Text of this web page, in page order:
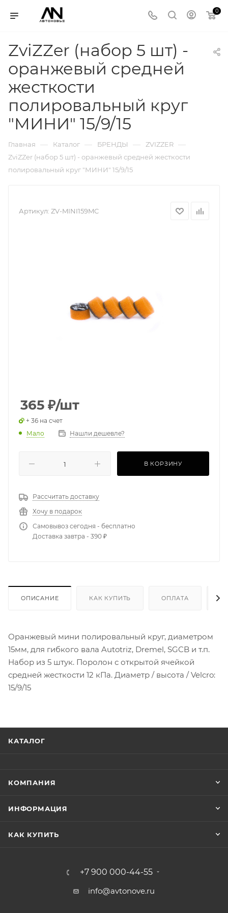
0
ZviZZer (набор 5 шт) -
оранжевый средней
жесткости
полировальный круг
"МИНИ" 15/9/15
Главная — Каталог — БРЕНДЫ — ZVIZZER —
ZviZZer (набор 5 шт) - оранжевый средней жесткости
полировальный круг "МИНИ" 15/9/15
Артикул: ZV-MINI159MC
365 ₽/шт
+ 36 на счет
Мало
Нашли дешевле?
В КОРЗИНУ
Рассчитать доставку
Хочу в подарок
Самовывоз сегодня - бесплатно
Доставка завтра - 390 ₽
ОПИСАНИЕ КАК КУПИТЬ ОПЛАТА
Оранжевый мини полировальный круг, диаметром
15мм, для гибкого вала Autotriz, Dremel, SGCB и т.п.
Набор из 5 штук. Поролон с открытой ячейкой
средней жесткости 12 кПа. Диаметр / высота / Velcro:
15/9/15
КАТАЛОГ
КОМПАНИЯ
ИНФОРМАЦИЯ
КАК КУПИТЬ
+7 900 000-44-55
info@avtonove.ru